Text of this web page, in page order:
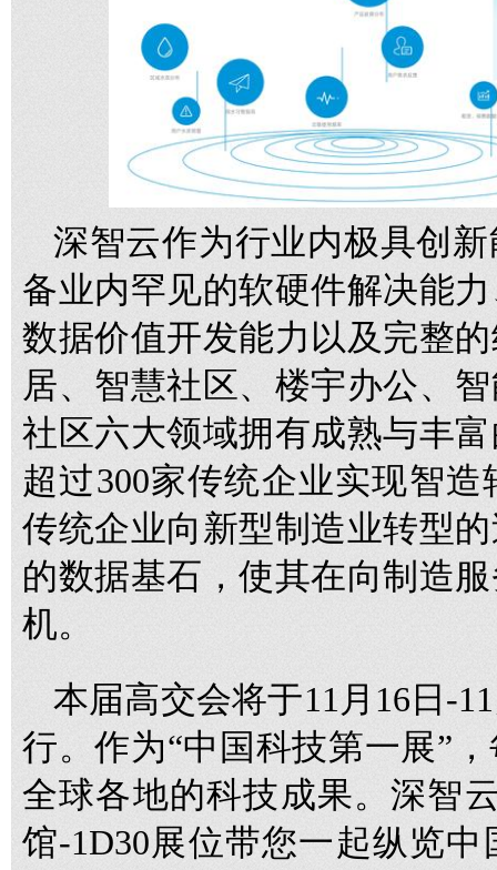
深智云作为行业内极具创
备业内罕见的软硬件解决能
数据价值开发能力以及完整
居、智慧社区、楼宇办公、
社区六大领域拥有成熟与丰
超过300家传统企业实现智
传统企业向新型制造业转型
的数据基石，使其在向制造
机。
本届高交会将于11月16日-
行。作为“中国科技第一展”
全球各地的科技成果。深智
馆-1D30展位带您一起纵览